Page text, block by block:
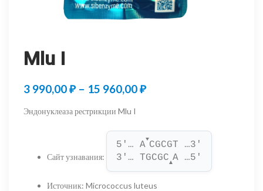
Mlu I
3 990,00₽ – 15 960,00₽Диапазон
990,00 ₽
–
15
Эндонуклеаза рестрикции Mlu I
Сайт узнавания:
5'… A
▼
CGCGT …3'
3'… TGCGC▲A …5'
Источник: Micrococcus luteus